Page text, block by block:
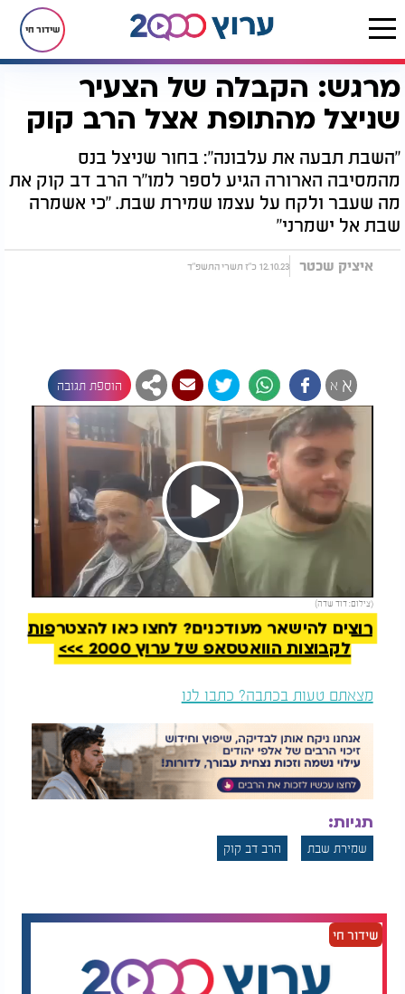
שידור חי
דף הבית יהדות מרגש: הקבלה של הצעיר שניצל מהתופת אצל הרב קוק
מרגש: הקבלה של הצעיר
שניצל מהתופת אצל הרב קוק
"השבת תבעה את עלבונה": בחור שניצל בנס
מהמסיבה הארורה הגיע לספר למו"ר הרב דב קוק את
מה שעבר ולקח על עצמו שמירת שבת. "כי אשמרה
שבת אל ישמרני"
איציק שכטר 12.10.23 כ"ז תשרי התשפ"ד
א א הוספת תגובה
Play
Video
(צילום: דוד שדה)
להמשך קריאה
רוצים להישאר מעודכנים? לחצו כאן להצטרפות
לקבוצות הוואטסאפ של ערוץ 2000 >>>
מצאתם טעות בכתבה? כתבו לנו
תגיות:
שמירת שבת הרב דב קוק
שידור חי